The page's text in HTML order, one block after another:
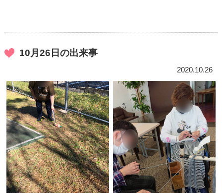
10月26日の出来事
2020.10.26